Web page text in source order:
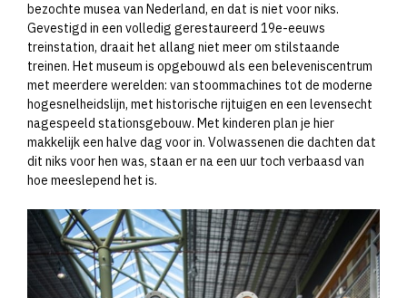
bezochte musea van Nederland, en dat is niet voor niks.
Gevestigd in een volledig gerestaureerd 19e-eeuws
treinstation, draait het allang niet meer om stilstaande
treinen. Het museum is opgebouwd als een beleveniscentrum
met meerdere werelden: van stoommachines tot de moderne
hogesnelheidslijn, met historische rijtuigen en een levensecht
nagespeeld stationsgebouw. Met kinderen plan je hier
makkelijk een halve dag voor in. Volwassenen die dachten dat
dit niks voor hen was, staan er na een uur toch verbaasd van
hoe meeslepend het is.